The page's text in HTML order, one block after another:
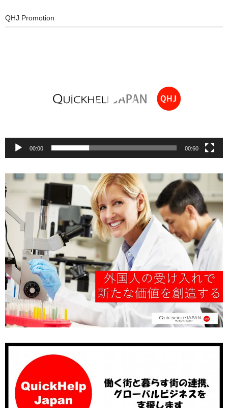
QHJ Promotion
00:00 00:60